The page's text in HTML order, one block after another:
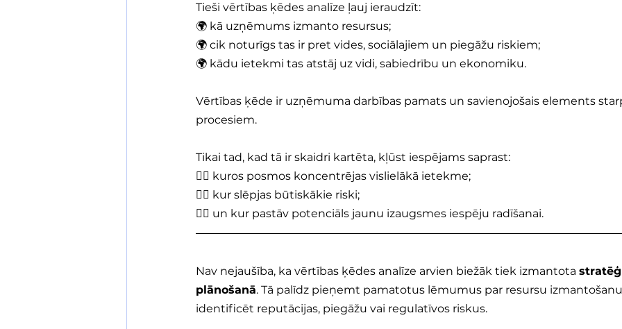
Tieši vērtības ķēdes analīze ļauj ieraudzīt:
🌍 kā uzņēmums izmanto resursus;
🌍 cik noturīgs tas ir pret vides, sociālajiem un piegāžu riskiem;
🌍 kādu ietekmi tas atstāj uz vidi, sabiedrību un ekonomiku.
Vērtības ķēde ir uzņēmuma darbības pamats un savienojošais elements
procesiem.
Tikai tad, kad tā ir skaidri kartēta, kļūst iespējams saprast:
👉🏻 kuros posmos koncentrējas vislielākā ietekme;
👉🏻 kur slēpjas būtiskākie riski;
👉🏻 un kur pastāv potenciāls jaunu izaugsmes iespēju radīšanai.
Nav nejaušība, ka vērtības ķēdes analīze arvien biežāk tiek izmantota
plānošanā. Tā palīdz pieņemt pamatotus lēmumus par resursu
identificēt reputācijas, piegāžu vai regulatīvos riskus.